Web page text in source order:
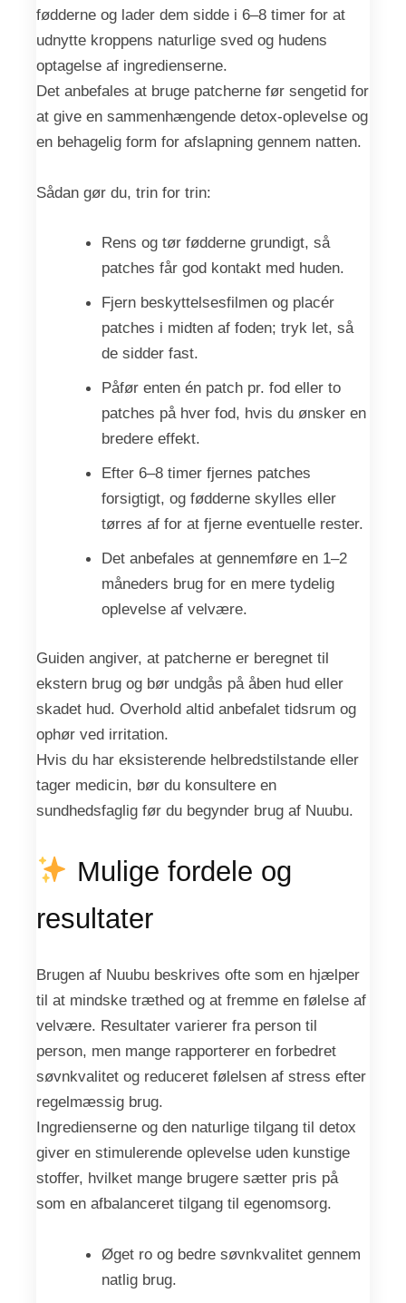
fødderne og lader dem sidde i 6–8 timer for at
udnytte kroppens naturlige sved og hudens
optagelse af ingredienserne.
Det anbefales at bruge patcherne før sengetid for
at give en sammenhængende detox-oplevelse og
en behagelig form for afslapning gennem natten.
Sådan gør du, trin for trin:
Rens og tør fødderne grundigt, så
patches får god kontakt med huden.
Fjern beskyttelsesfilmen og placér
patches i midten af foden; tryk let, så
de sidder fast.
Påfør enten én patch pr. fod eller to
patches på hver fod, hvis du ønsker en
bredere effekt.
Efter 6–8 timer fjernes patches
forsigtigt, og fødderne skylles eller
tørres af for at fjerne eventuelle rester.
Det anbefales at gennemføre en 1–2
måneders brug for en mere tydelig
oplevelse af velvære.
Guiden angiver, at patcherne er beregnet til
ekstern brug og bør undgås på åben hud eller
skadet hud. Overhold altid anbefalet tidsrum og
ophør ved irritation.
Hvis du har eksisterende helbredstilstande eller
tager medicin, bør du konsultere en
sundhedsfaglig før du begynder brug af Nuubu.
Mulige fordele og
resultater
Brugen af Nuubu beskrives ofte som en hjælper
til at mindske træthed og at fremme en følelse af
velvære. Resultater varierer fra person til
person, men mange rapporterer en forbedret
søvnkvalitet og reduceret følelsen af stress efter
regelmæssig brug.
Ingredienserne og den naturlige tilgang til detox
giver en stimulerende oplevelse uden kunstige
stoffer, hvilket mange brugere sætter pris på
som en afbalanceret tilgang til egenomsorg.
Øget ro og bedre søvnkvalitet gennem
natlig brug.